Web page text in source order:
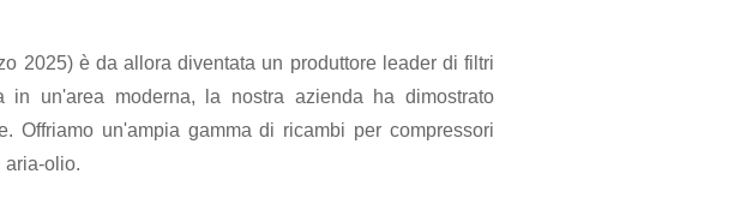
2025) è da allora diventata un produttore leader di filtri
un'area moderna, la nostra azienda ha dimostrato
Offriamo un'ampia gamma di ricambi per compressori
aria-olio.